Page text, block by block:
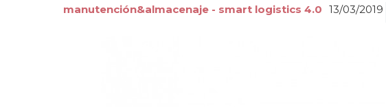
manutención&almacenaje - smart logistics 4.0 13/03/2019